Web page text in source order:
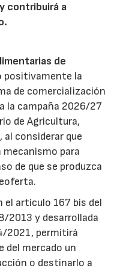
contribuirá a
de
positivamente la
de comercialización
la campaña 2026/27
de Agricultura,
al considerar que
para
de que se produzca
el artículo 167 bis del
2013 y desarrollada
2021, permitirá
mercado un
o destinarlo a